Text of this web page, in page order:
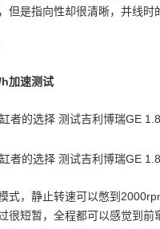
但是指向性却很清晰，并线时
加速测试
式，静止转速可以憋到
很短暂，全程都可以感觉到前